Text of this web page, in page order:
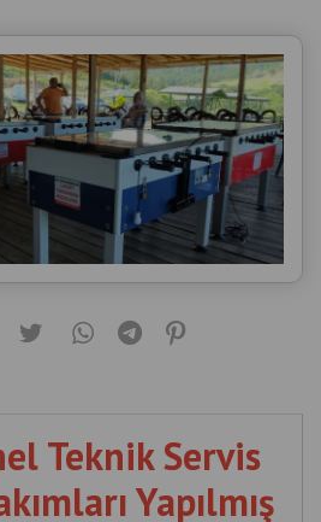
Teknik Servis
Yapılmış